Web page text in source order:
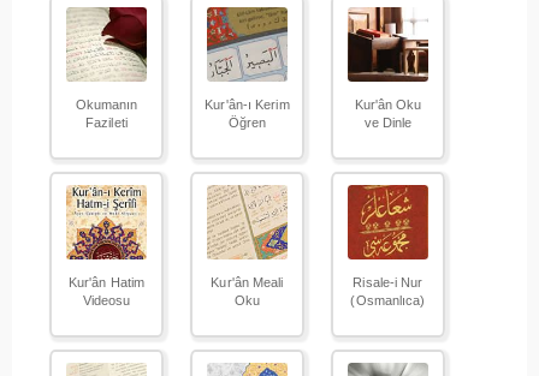
Okumanın
Fazileti
Kur'ân-ı Kerim
Öğren
Kur'ân Oku
ve Dinle
Kur'ân Hatim
Videosu
Kur'ân Meali
Oku
Risale-i Nur
(Osmanlıca)